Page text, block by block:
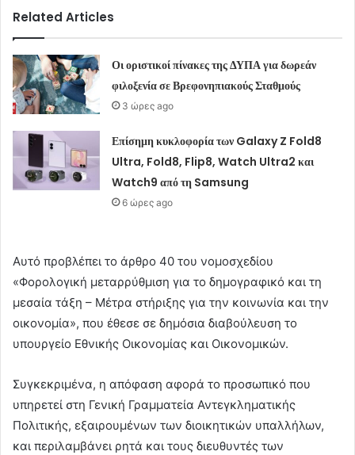
Related Articles
Οι οριστικοί πίνακες της ΔΥΠΑ για δωρεάν
φιλοξενία σε Βρεφονηπιακούς Σταθμούς
3 ώρες ago
Επίσημη κυκλοφορία των Galaxy Z Fold8
Ultra, Fold8, Flip8, Watch Ultra2 και
Watch9 από τη Samsung
6 ώρες ago
Αυτό προβλέπει το άρθρο 40 του νομοσχεδίου
«Φορολογική μεταρρύθμιση για το δημογραφικό και τη
μεσαία τάξη – Μέτρα στήριξης για την κοινωνία και την
οικονομία», που έθεσε σε δημόσια διαβούλευση το
υπουργείο Εθνικής Οικονομίας και Οικονομικών.
Συγκεκριμένα, η απόφαση αφορά το προσωπικό που
υπηρετεί στη Γενική Γραμματεία Αντεγκληματικής
Πολιτικής, εξαιρουμένων των διοικητικών υπαλλήλων,
και περιλαμβάνει ρητά και τους διευθυντές των